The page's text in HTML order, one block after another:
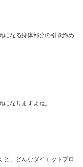
になる身体部分の引き締め
なりますよね。
、どんなダイエットプロ